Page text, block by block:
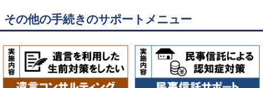
その他の手続きのサポートメニュー